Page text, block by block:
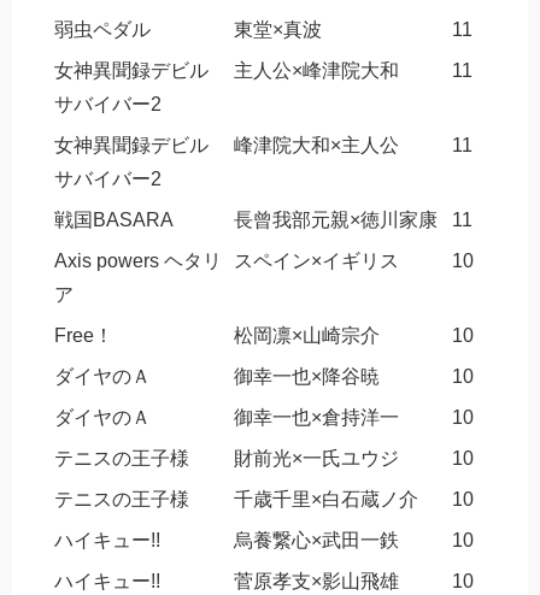
弱虫ペダル
東堂×真波
11
女神異聞録デビル
サバイバー2
主人公×峰津院大和 11
女神異聞録デビル
サバイバー2
峰津院大和×主人公 11
戦国BASARA 長曾我部元親×徳川家康
11
Axis powers ヘタリ
ア
スペイン×イギリス 10
Free！ 松岡凛×山崎宗介
10
ダイヤのＡ
御幸一也×降谷暁
10
ダイヤのＡ
御幸一也×倉持洋一
10
テニスの王子様
財前光×一氏ユウジ
10
テニスの王子様
千歳千里×白石蔵ノ介
10
ハイキュー!!
烏養繋心×武田一鉄
10
ハイキュー!!
菅原孝支×影山飛雄
10